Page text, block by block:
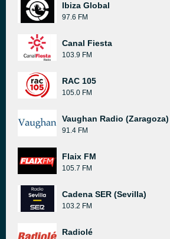
Ibiza Global
97.6 FM
Canal Fiesta
103.9 FM
RAC 105
105.0 FM
Vaughan Radio (Zaragoza)
91.4 FM
Flaix FM
105.7 FM
Cadena SER (Sevilla)
103.2 FM
Radiolé